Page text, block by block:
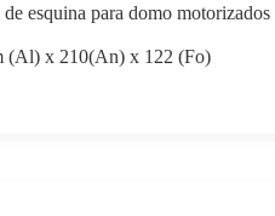
de esquina para domo motorizados
(Al) x 210(An) x 122 (Fo)